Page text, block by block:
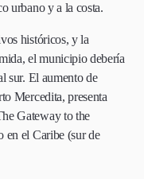
urbano y a la costa.
históricos, y la
el municipio debería
sur. El aumento de
Mercedita, presenta
Gateway to the
en el Caribe (sur de